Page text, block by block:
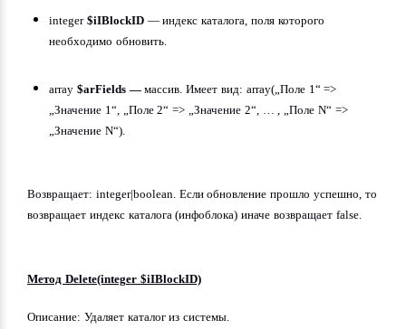
integer $iIBlockID — индекс каталога, поля которого
необходимо обновить.
array $arFields — массив. Имеет вид: array(„Поле 1“ =>
„Значение 1“, „Поле 2“ => „Значение 2“, … , „Поле N“ =>
„Значение N“).
Возвращает: integer|boolean. Если обновление прошло успешно, то
возвращает индекс каталога (инфоблока) иначе возвращает false.
Метод Delete(integer $iIBlockID)
Описание: Удаляет каталог из системы.